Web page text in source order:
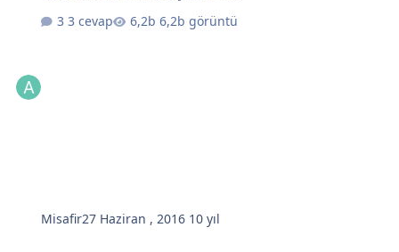
3 cevap
6,2b görüntü
Misafir27 Haziran , 2016 10 yıl